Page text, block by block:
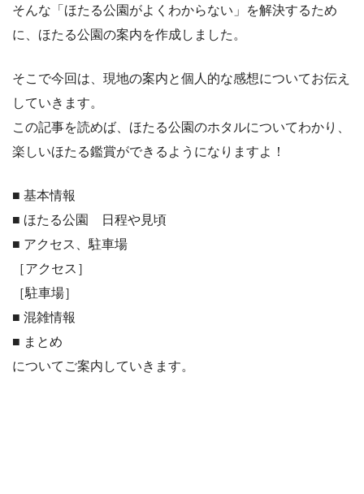
そんな「ほたる公園がよくわからない」を解決するため
に、ほたる公園の案内を作成しました。
そこで今回は、現地の案内と個人的な感想についてお伝え
していきます。
この記事を読めば、ほたる公園のホタルについてわかり、
楽しいほたる鑑賞ができるようになりますよ！
■ 基本情報
■ ほたる公園 日程や見頃
■ アクセス、駐車場
［アクセス］
［駐車場］
■ 混雑情報
■ まとめ
についてご案内していきます。